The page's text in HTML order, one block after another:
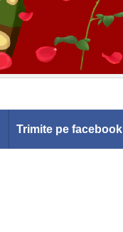
Trimite pe facebook